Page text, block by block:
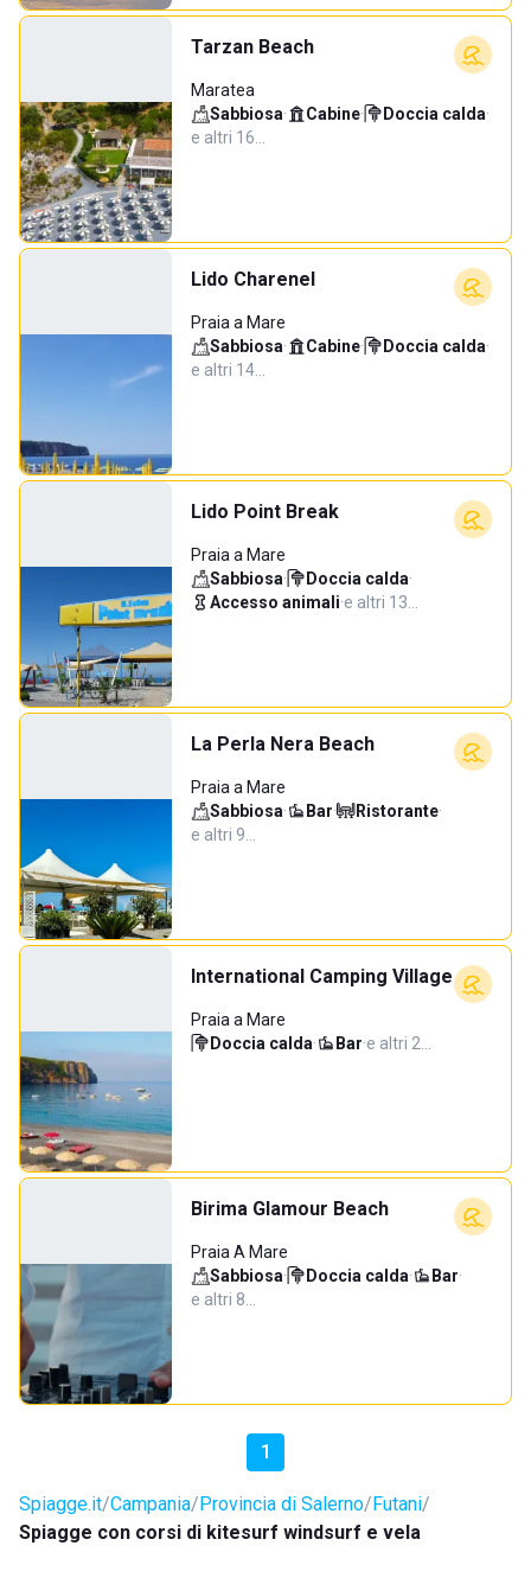
Tarzan Beach
Maratea
Sabbiosa· Cabine· Doccia calda·
e altri 16…
Lido Charenel
Praia a Mare
Sabbiosa· Cabine· Doccia calda·
e altri 14…
Lido Point Break
Praia a Mare
Sabbiosa· Doccia calda·
Accesso animali·e altri 13…
La Perla Nera Beach
Praia a Mare
Sabbiosa· Bar· Ristorante·
e altri 9…
International Camping Village
Praia a Mare
Doccia calda· Bar·e altri 2…
Birima Glamour Beach
Praia A Mare
Sabbiosa· Doccia calda· Bar·
e altri 8…
1
Spiagge.it Campania Provincia di Salerno Futani
Spiagge con corsi di kitesurf windsurf e vela